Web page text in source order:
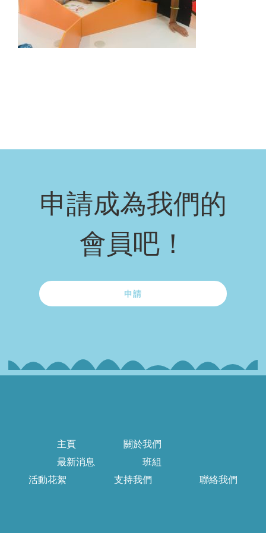
申請成為我們的
會員吧！
申請
主頁
關於我們
最新消息
班組
活動花絮
支持我們 聯絡我們